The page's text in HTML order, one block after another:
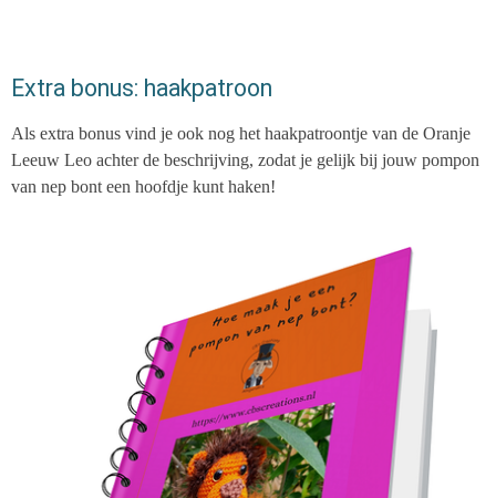
Extra bonus: haakpatroon
Als extra bonus vind je ook nog het haakpatroontje van de Oranje
Leeuw Leo achter de beschrijving, zodat je gelijk bij jouw pompon
van nep bont een hoofdje kunt haken!